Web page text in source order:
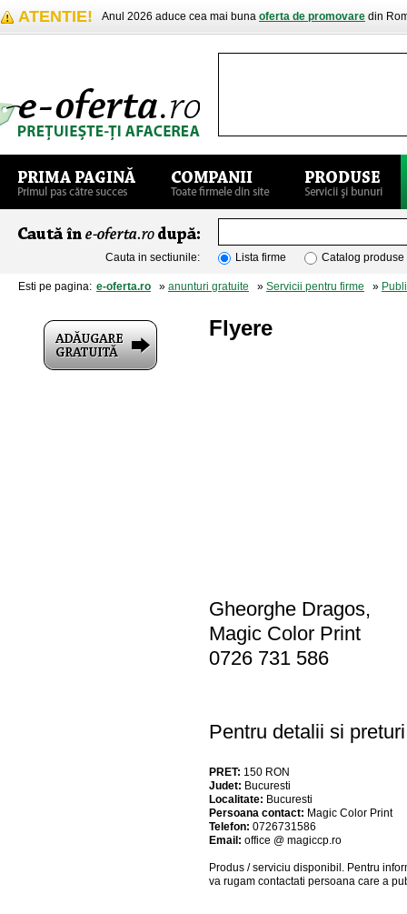
ATENTIE! Anul 2026 aduce cea mai buna oferta de promovare din
Cauta in sectiunile: Lista firme Catalog produse
Esti pe pagina: e-oferta.ro » anunturi gratuite » Servicii pentru firme »
Flyere
Gheorghe Dragos,
Magic Color Print
0726 731 586
Pentru detalii si
PRET: 150 RON
Judet: Bucuresti
Localitate: Bucuresti
Persoana contact: Magic Color Print
Telefon: 0726731586
Email: office @ magiccp.ro
Produs / serviciu disponibil . Pentru
va rugam contactati persoana care a